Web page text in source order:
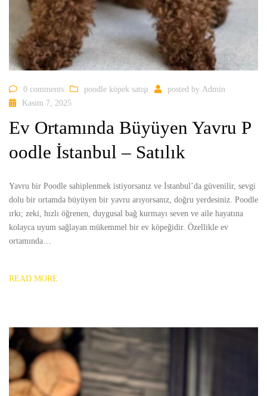
0 comments poodle köpek satışı posted by Admin
Kasım 7, 2025
Ev Ortamında Büyüyen Yavru P
oodle İstanbul – Satılık
Yavru bir Poodle sahiplenmek istiyorsanız ve İstanbul’da güvenilir, sevgi
dolu bir ortamda büyüyen bir yavru arıyorsanız, doğru yerdesiniz. Poodle
ırkı; zeki, hızlı öğrenen, duygusal bağ kurmayı seven ve aile hayatına
kolayca uyum sağlayan mükemmel bir ev köpeğidir. Özellikle ev
ortamında…
READ MORE